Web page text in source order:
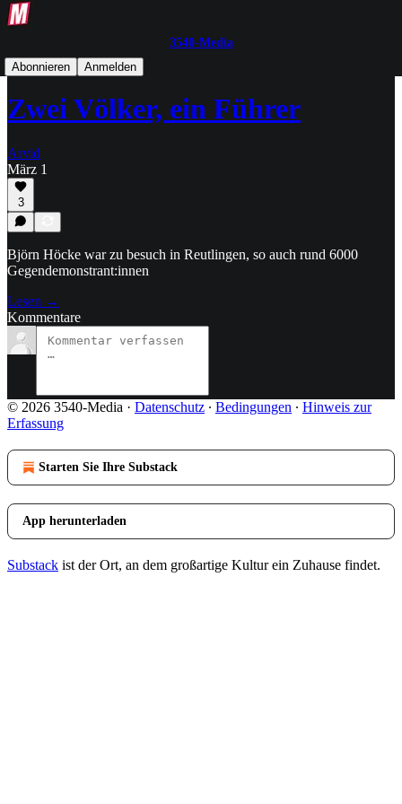
3540-Media
Abonnieren
Anmelden
Text-Post
Zwei Völker, ein Führer
Arvid
März 1
3
Björn Höcke war zu besuch in Reutlingen, so auch rund 6000
Gegendemonstrant:innen
Lesen →
Kommentare
© 2026 3540-Media · Datenschutz ∙ Bedingungen ∙ Hinweis zur
Erfassung
Starten Sie Ihre Substack
App herunterladen
Substack ist der Ort, an dem großartige Kultur ein Zuhause findet.